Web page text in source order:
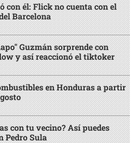
con él: Flick no cuenta con el
Barcelona
Guzmán sorprende con
y así reaccionó el tiktoker
en Honduras a partir
con tu vecino? Así puedes
Pedro Sula